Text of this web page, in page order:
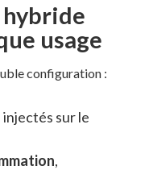
usage
configuration :
injectés sur le
,